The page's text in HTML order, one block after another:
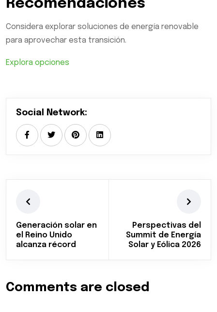
Recomendaciones
Considera explorar soluciones de energía renovable
para aprovechar esta transición.
Explora opciones
Social Network:
Generación solar en
el Reino Unido
alcanza récord
Perspectivas del
Summit de Energía
Solar y Eólica 2026
Comments are closed